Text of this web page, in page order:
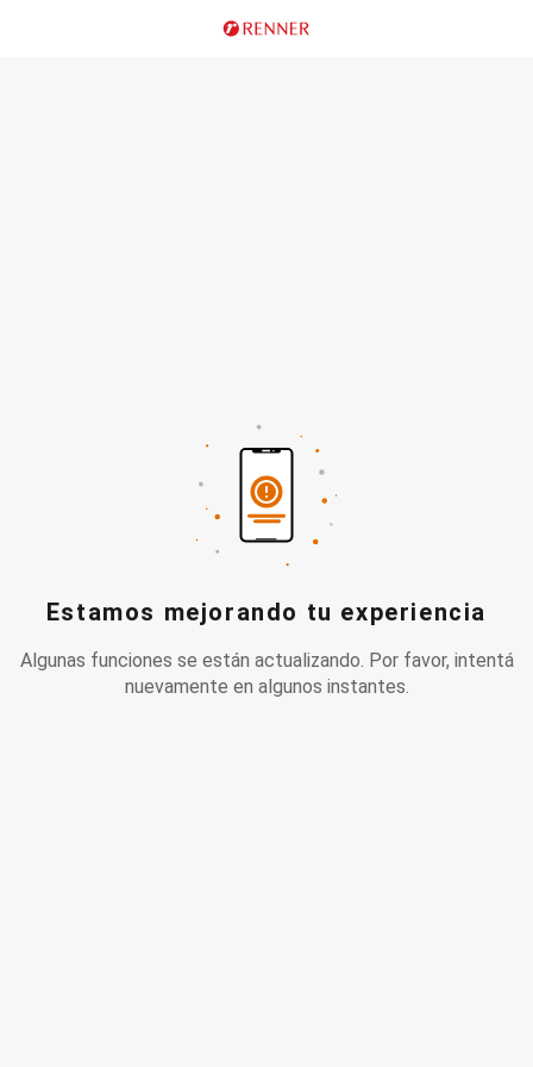
Estamos mejorando tu experiencia
Algunas funciones se están actualizando. Por favor, intentá
nuevamente en algunos instantes.